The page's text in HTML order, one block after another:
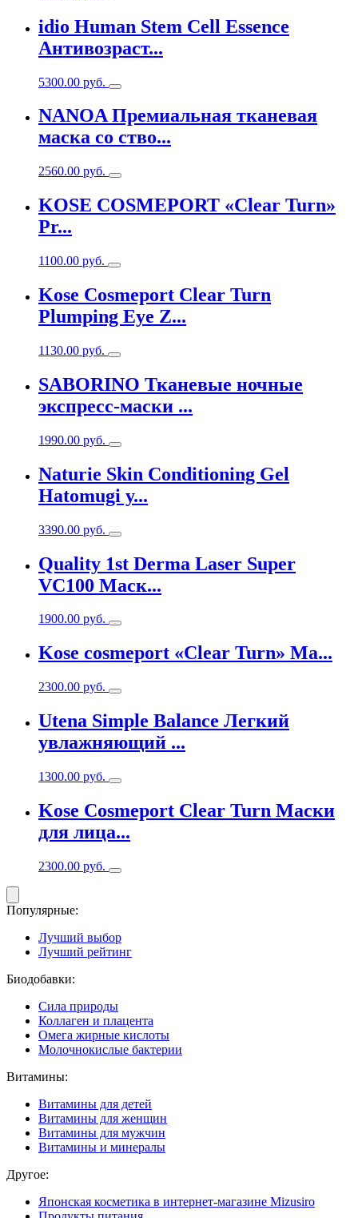
idio Human Stem Cell Essence
Антивозраст...
5300.00 руб.
NANOA Премиальная тканевая
маска со ство...
2560.00 руб.
KOSE COSMEPORT «Clear Turn»
Pr...
1100.00 руб.
Kose Cosmeport Clear Turn
Plumping Eye Z...
1130.00 руб.
SABORINO Тканевые ночные
экспресс-маски ...
1990.00 руб.
Naturie Skin Conditioning Gel
Hatomugi у...
3390.00 руб.
Quality 1st Derma Laser Super
VC100 Маск...
1900.00 руб.
Kose cosmeport «Clear Turn» Ма...
2300.00 руб.
Utena Simple Balance Легкий
увлажняющий ...
1300.00 руб.
Kose Cosmeport Clear Turn Маски
для лица...
2300.00 руб.
Популярные:
Лучший выбор
Лучший рейтинг
Биодобавки:
Сила природы
Коллаген и плацента
Омега жирные кислоты
Молочнокислые бактерии
Витамины:
Витамины для детей
Витамины для женщин
Витамины для мужчин
Витамины и минералы
Другое:
Японская косметика в интернет-магазине Mizusiro